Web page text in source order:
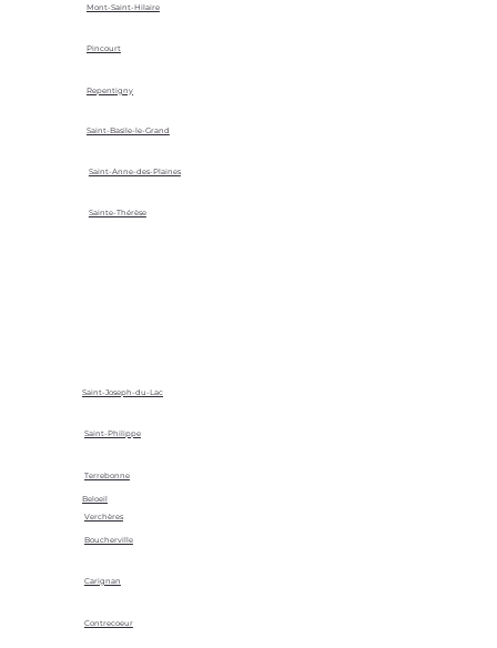
Mont-Saint-Hilaire
Pincourt
Repentigny
Saint-Basile-le-Grand
Saint-Anne-des-Plaines
Sainte-Thérèse
Saint-Joseph-du-Lac
Saint-Philippe
Terrebonne
Verchères
Beloeil
Boucherville
Carignan
Contrecoeur